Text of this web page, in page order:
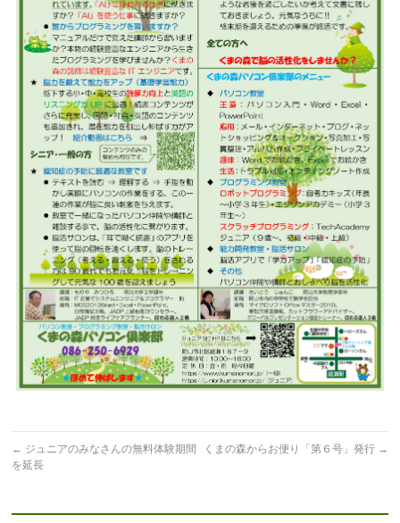
← ジュニアのみなさんの無料体験期間
を延長
くまの森からお便り「第６号」発行 →